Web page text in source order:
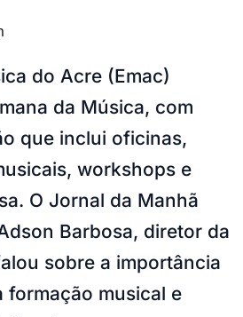
do Acre (Emac)
da Música, com
que inclui oficinas,
workshops e
O Jornal da Manhã
Barbosa, diretor da
sobre a importância
formação musical e